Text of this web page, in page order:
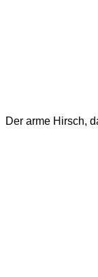
Der arme Hirsch,